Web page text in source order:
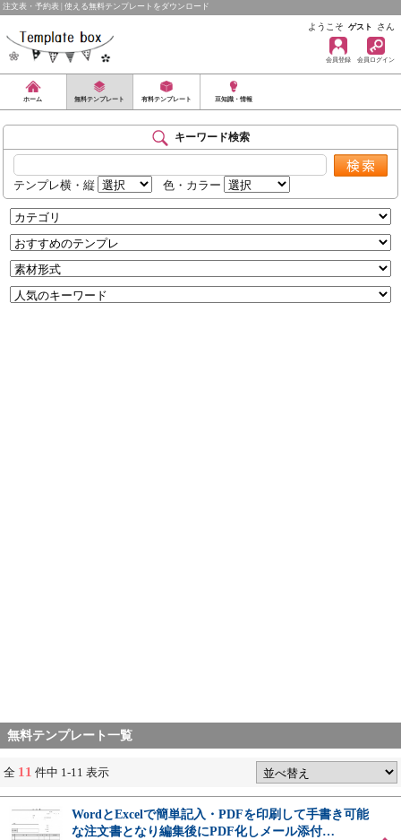
注文表・予約表 | 使える無料テンプレートをダウンロード
ようこそ ゲスト さん
会員登録 会員ログイン
ホーム 無料テンプレート 有料テンプレート 豆知識・情報
キーワード検索
テンプレ横・縦 色・カラー
無料テンプレート一覧
全 11 件中 1-11 表示
WordとExcelで簡単記入・PDFを印刷して手書き可能
な注文書となり編集後にPDF化しメール添付…